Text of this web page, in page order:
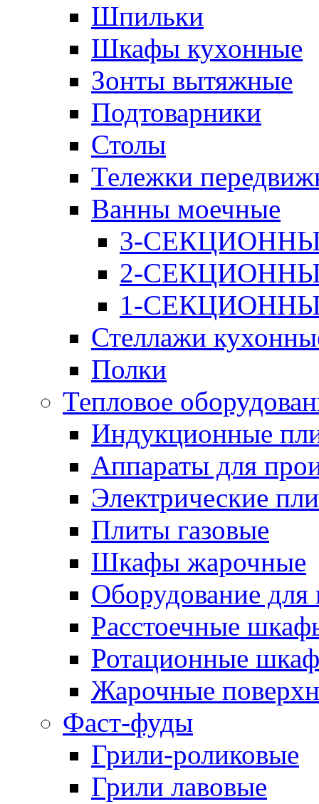
Шпильки
Шкафы кухонные
Зонты вытяжные
Подтоварники
Столы
Тележки
Ванны моечные
3-
2-
1-
Стеллажи
Полки
Тепловое
Индукционные
Аппараты для
Электрические
Плиты газовые
Шкафы жарочные
Оборудование
Расстоечные
Ротационные
Жарочные
Фаст-фуды
Грили-роликовые
Грили лавовые